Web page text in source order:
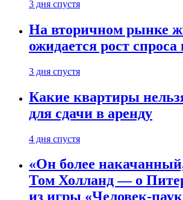
3 дня спустя
На вторичном рынке
ожидается рост спроса
3 дня спустя
Какие квартиры
для сдачи в аренду
4 дня спустя
«Он более
Том Холланд — о
из игры «Человек-